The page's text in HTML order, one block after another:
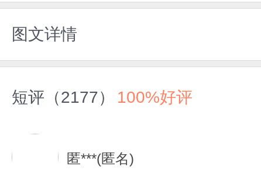
图文详情
短评（2177） 100%好评
匿***(匿名)